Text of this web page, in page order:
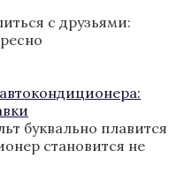
с друзьями:
буквально плавится
становится не